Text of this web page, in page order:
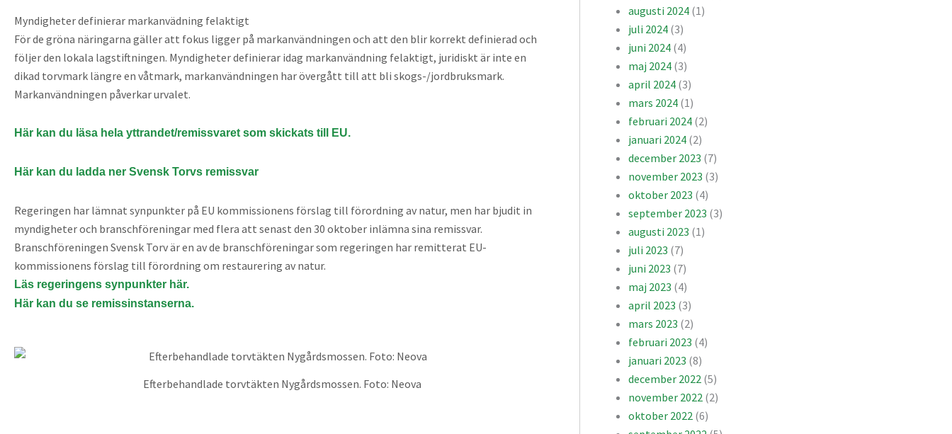
Myndigheter definierar markanvädning felaktigt
För de gröna näringarna gäller att fokus ligger på markanvändningen och att den blir korrekt definierad och
följer den lokala lagstiftningen. Myndigheter definierar idag markanvändning felaktigt, juridiskt är inte en
dikad torvmark längre en våtmark, markanvändningen har övergått till att bli skogs-/jordbruksmark.
Markanvändningen påverkar urvalet.
Här kan du läsa hela yttrandet/remissvaret som skickats till EU.
Här kan du ladda ner Svensk Torvs remissvar
Regeringen har lämnat synpunkter på EU kommissionens förslag till förordning av natur, men har bjudit in
myndigheter och branschföreningar med flera att senast den 30 oktober inlämna sina remissvar.
Branschföreningen Svensk Torv är en av de branschföreningar som regeringen har remitterat EU-
kommissionens förslag till förordning om restaurering av natur.
Läs regeringens synpunkter här.
Här kan du se remissinstanserna.
Efterbehandlade torvtäkten Nygårdsmossen. Foto: Neova
augusti 2024(1)
juli 2024(3)
juni 2024(4)
maj 2024(3)
april 2024(3)
mars 2024(1)
februari 2024(2)
januari 2024(2)
december 2023 (7)
november 2023 (3)
oktober 2023 (4)
september 2023 (3)
augusti 2023 (1)
juli 2023 (7)
juni 2023 (7)
maj 2023 (4)
april 2023 (3)
mars 2023 (2)
februari 2023 (4)
januari 2023 (8)
december 2022(5)
november 2022(2)
oktober 2022(6)